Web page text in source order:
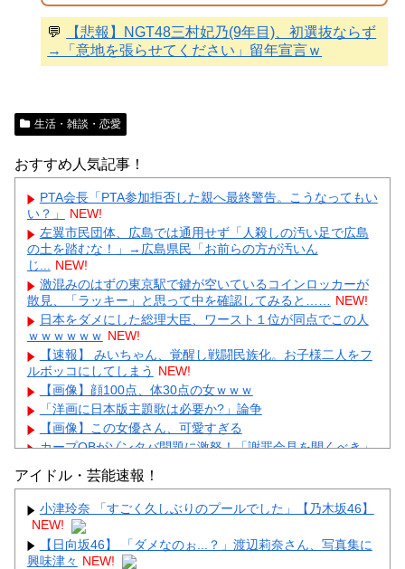
💬
【悲報】NGT48三村妃乃(9年目)、初選抜ならず
→「意地を張らせてください」留年宣言ｗ
生活・雑談・恋愛
おすすめ人気記事！
PTA会長「PTA参加拒否した親へ最終警告。こうなってもい
い？」
NEW!
左翼市民団体、広島では通用せず「人殺しの汚い足で広島
の土を踏むな！」→広島県民「お前らの方が汚いん
じ... NEW!
激混みのはずの東京駅で鍵が空いているコインロッカーが
散見、「ラッキー」と思って中を確認してみると…… NEW!
日本をダメにした総理大臣、ワースト１位が同点でこの人
ｗｗｗｗｗｗ NEW!
【速報】 みいちゃん、覚醒し戦闘民族化。お子様二人をフ
ルボッコにしてしまう NEW!
【画像】顔100点、体30点の女ｗｗｗ
「洋画に日本版主題歌は必要か?」論争
【画像】この女優さん、可愛すぎる
カープOBがゾンタバ問題に激怒！「謝罪会見を開くべき」
【画像】顔100点、体30点の女ｗｗｗ
アイドル・芸能速報！
小津玲奈 「すごく久しぶりのプールでした」【乃木坂46】
NEW!
【日向坂46】 「ダメなのぉ...？」渡辺莉奈さん、写真集に
興味津々 NEW!